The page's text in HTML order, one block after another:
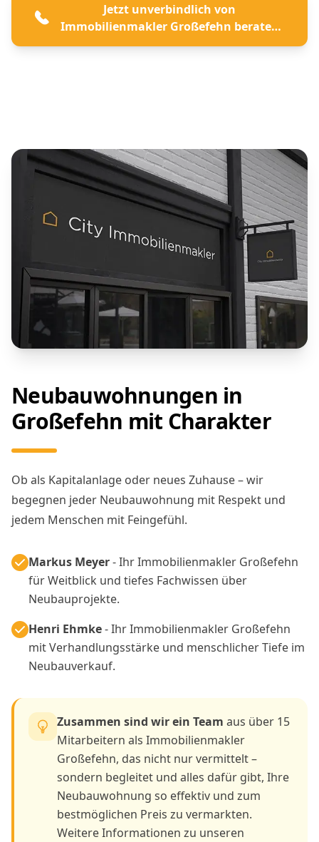
Jetzt unverbindlich von
Immobilienmakler Großefehn beraten
lassen
Neubauwohnungen in
Großefehn mit Charakter
Ob als Kapitalanlage oder neues Zuhause – wir
begegnen jeder Neubauwohnung mit Respekt und
jedem Menschen mit Feingefühl.
Markus Meyer- Ihr Immobilienmakler Großefehn
für Weitblick und tiefes Fachwissen über
Neubauprojekte.
Henri Ehmke- Ihr Immobilienmakler Großefehn
mit Verhandlungsstärke und menschlicher Tiefe im
Neubauverkauf.
Zusammen sind wir ein Team aus über 15
Mitarbeitern als Immobilienmakler
Großefehn, das nicht nur vermittelt –
sondern begleitet und alles dafür gibt, Ihre
Neubauwohnung so effektiv und zum
bestmöglichen Preis zu vermarkten.
Weitere Informationen zu unseren